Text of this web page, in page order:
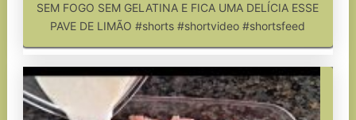
SEM FOGO SEM GELATINA E FICA UMA DELÍCIA ESSE
PAVE DE LIMÃO #shorts #shortvideo #shortsfeed